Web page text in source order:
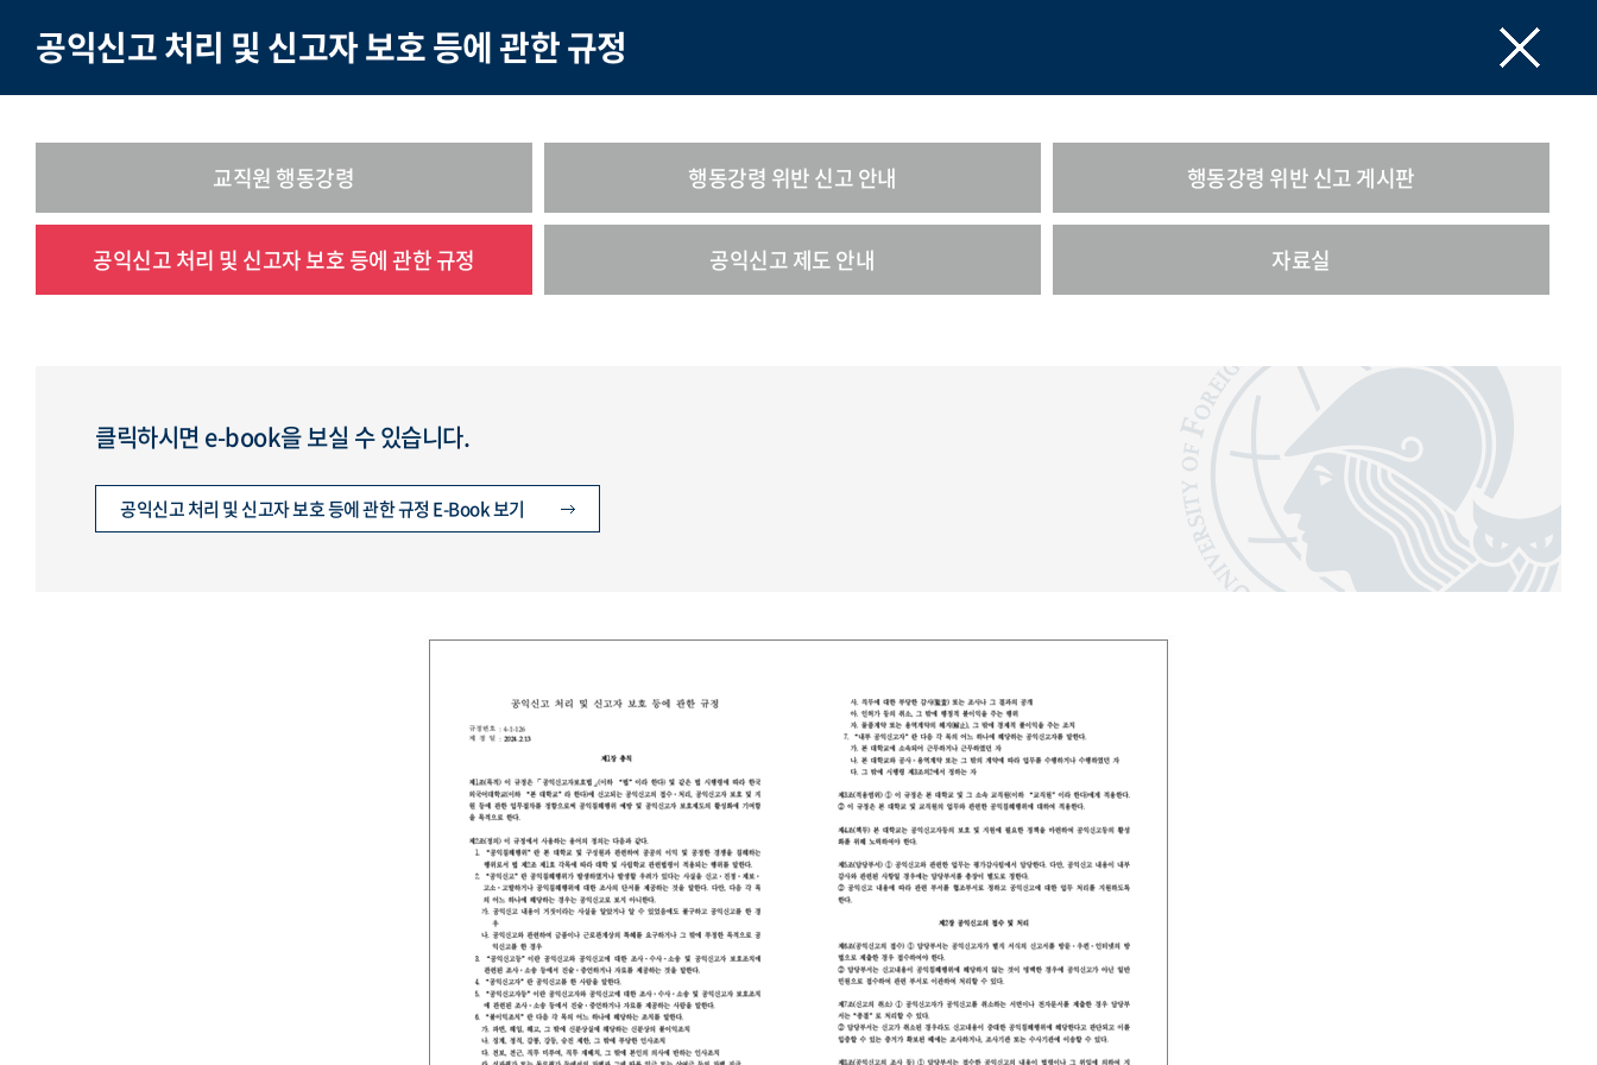
공익신고 처리 및 신고자 보호 등에 관한 규정
교직원 행동강령 행동강령 위반 신고 안내 행동강령 위반 신고 게시판
공익신고 처리 및 신고자 보호 등에 관한 규정 공익신고 제도 안내 자료실
클릭하시면 e-book을 보실 수 있습니다.
공익신고 처리 및 신고자 보호 등에 관한 규정 E-Book 보기